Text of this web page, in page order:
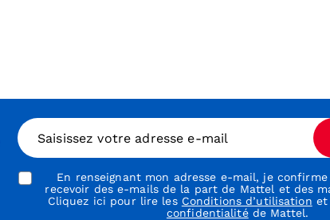
Saisissez votre adresse e-mail
En renseignant mon adresse e-mail, je
recevoir des e-mails de la part de Mattel et des
Cliquez ici pour lire les Conditions d’utilisation et
confidentialitéde Mattel.